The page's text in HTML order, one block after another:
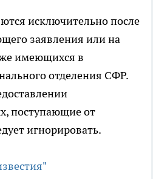
исключительно после
заявления или на
имеющихся в
отделения СФР.
поступающие от
игнорировать.